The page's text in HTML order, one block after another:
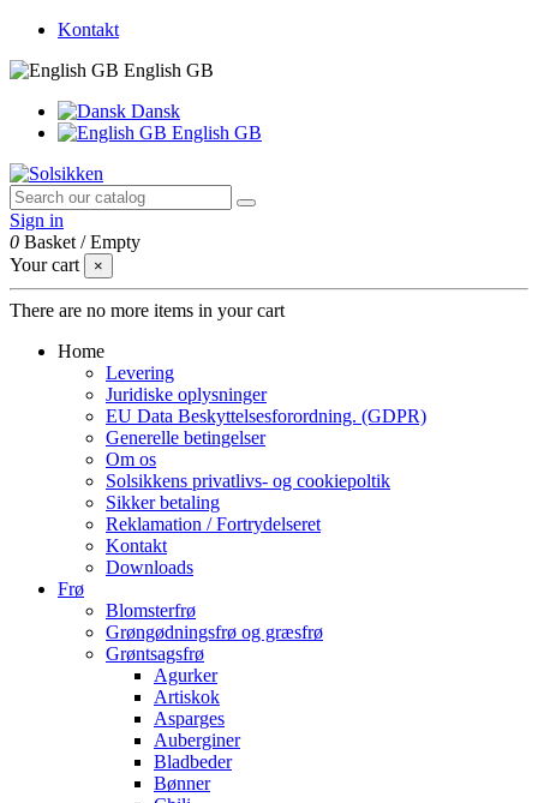
Kontakt
English GB
Dansk
English GB
Sign in
0 Basket /Empty
Your cart
×
There are no more items in your cart
Home
Levering
Juridiske oplysninger
EU Data Beskyttelsesforordning. (GDPR)
Generelle betingelser
Om os
Solsikkens privatlivs- og cookiepoltik
Sikker betaling
Reklamation / Fortrydelseret
Kontakt
Downloads
Frø
Blomsterfrø
Grøngødningsfrø og græsfrø
Grøntsagsfrø
Agurker
Artiskok
Asparges
Auberginer
Bladbeder
Bønner